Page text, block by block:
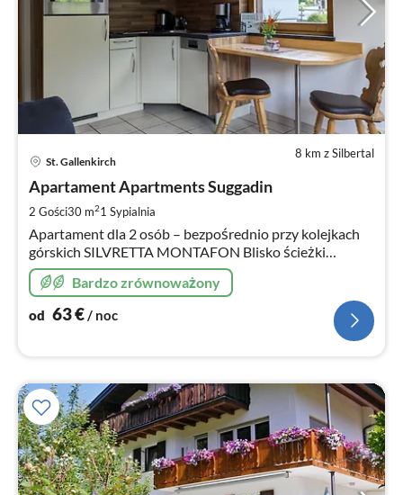
8 km z Silbertal
St. Gallenkirch
Apartament Apartments Suggadin
2 Gości30 m21 Sypialnia
Apartament dla 2 osób – bezpośrednio przy kolejkach
górskich SILVRETTA MONTAFON Blisko ścieżki
rowerowej, basenu
Bardzo zrównoważony
od 63€/ noc